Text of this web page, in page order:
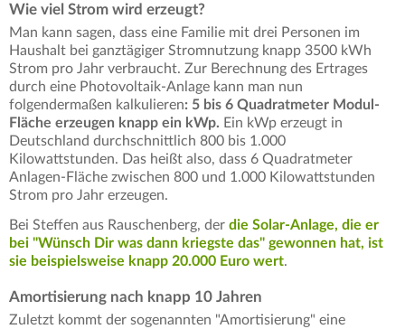
Wie viel Strom wird erzeugt?
Man kann sagen, dass eine Familie mit drei Personen im
Haushalt bei ganztägiger Stromnutzung knapp 3500 kWh
Strom pro Jahr verbraucht. Zur Berechnung des Ertrages
durch eine Photovoltaik-Anlage kann man nun
folgendermaßen kalkulieren: 5 bis 6 Quadratmeter Modul-
Fläche erzeugen knapp ein kWp. Ein kWp erzeugt in
Deutschland durchschnittlich 800 bis 1.000
Kilowattstunden. Das heißt also, dass 6 Quadratmeter
Anlagen-Fläche zwischen 800 und 1.000 Kilowattstunden
Strom pro Jahr erzeugen.
Bei Steffen aus Rauschenberg, der die Solar-Anlage, die er
bei "Wünsch Dir was dann kriegste das" gewonnen hat, ist
sie beispielsweise knapp 20.000 Euro wert.
Amortisierung nach knapp 10 Jahren
Zuletzt kommt der sogenannten "Amortisierung" eine